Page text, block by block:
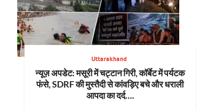
Uttarakhand
न्यूज़ अपडेट: मसूरी में चट्टान गिरी, कॉर्बेट में पर्यटक
फंसे, SDRF की मुस्तैदी से कांवड़िए बचे और धराली
आपदा का दर्द….